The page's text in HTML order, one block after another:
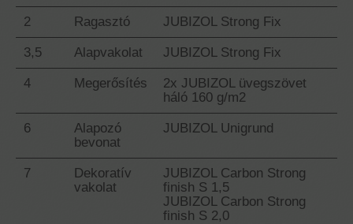
2 Ragasztó JUBIZOL Strong Fix
3,5 Alapvakolat JUBIZOL Strong Fix
4 Megerősítés
2x JUBIZOL üvegszövet
háló 160 g/m2
6
Alapozó
bevonat
JUBIZOL Unigrund
7
Dekoratív
vakolat
JUBIZOL Carbon Strong
finish S 1,5
JUBIZOL Carbon Strong
finish S 2,0